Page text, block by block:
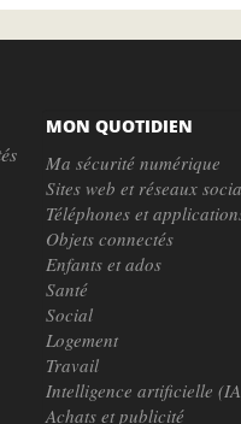
MON QUOTIDIEN
Ma sécurité numérique
Sites web et réseaux
Téléphones et
Objets connectés
Enfants et ados
Santé
Social
Logement
Travail
Intelligence artificielle
Achats et publicité